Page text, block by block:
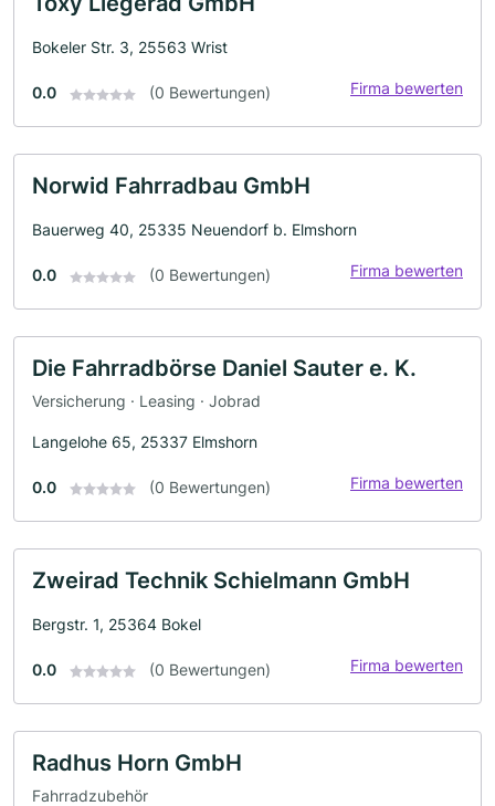
Bokeler Str. 3, 25563 Wrist
0.0 (0 Bewertungen) Firma bewerten
Norwid Fahrradbau GmbH
Bauerweg 40, 25335 Neuendorf b. Elmshorn
0.0 (0 Bewertungen) Firma bewerten
Die Fahrradbörse Daniel Sauter e. K.
Versicherung · Leasing · Jobrad
Langelohe 65, 25337 Elmshorn
0.0 (0 Bewertungen) Firma bewerten
Zweirad Technik Schielmann GmbH
Bergstr. 1, 25364 Bokel
0.0 (0 Bewertungen) Firma bewerten
Radhus Horn GmbH
Fahrradzubehör